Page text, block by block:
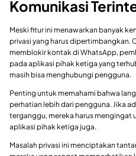
Komunikasi
Meski fitur ini menawarkan banyak
privasi yang harus dipertimbangkan.
memblokir kontak di WhatsApp,
pada aplikasi pihak ketiga yang
masih bisa menghubungi pengguna.
Penting untuk memahami bahwa
perhatian lebih dari pengguna. Jika
terganggu, mereka harus
aplikasi pihak ketiga juga.
Masalah privasi ini menciptakan